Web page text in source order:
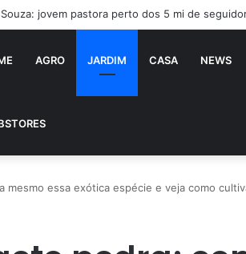
jovem pastora perto dos 5 mi de
AGRO JARDIM CASA NEWS
mesmo essa exótica espécie e veja como